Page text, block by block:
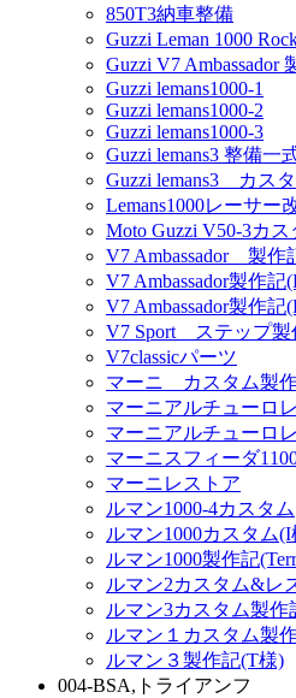
850T3納車整備
Guzzi Leman 1000
Guzzi V7 Ambassador
Guzzi lemans1000-1
Guzzi lemans1000-2
Guzzi lemans1000-3
Guzzi lemans3 整備一
Guzzi lemans3 カス
Lemans1000レーサー
Moto Guzzi V50-3カス
V7 Ambassador 製作
V7 Ambassador製作記
V7 Ambassador製作記
V7 Sport ステップ製
V7classicパーツ
マーニ カスタム製
マーニアルチューロ
マーニアルチューロ
マーニスフィーダ
マーニレストア
ルマン1000-4カスタム
ルマン1000カスタム(I
ルマン1000製作記
ルマン2カスタム&レ
ルマン3カスタム製作
ルマン１カスタム製
ルマン３製作記(T様)
004-BSA,トライアンフ